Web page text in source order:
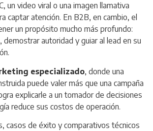
un video viral o una imagen llamativa
captar atención. En B2B, en cambio, el
un propósito mucho más profundo:
demostrar autoridad y guiar al lead en su
especializado, donde una
puede valer más que una campaña
explicarle a un tomador de decisiones
reduce sus costos de operación.
casos de éxito y comparativos técnicos